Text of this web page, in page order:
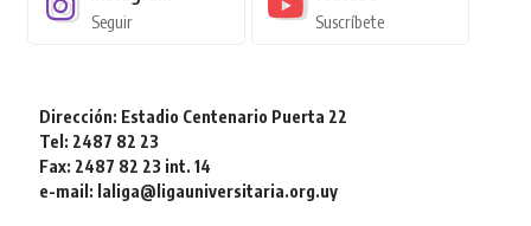
Seguir Suscríbete
Dirección: Estadio Centenario Puerta 22
Tel: 2487 82 23
Fax: 2487 82 23 int. 14
e-mail: laliga@ligauniversitaria.org.uy